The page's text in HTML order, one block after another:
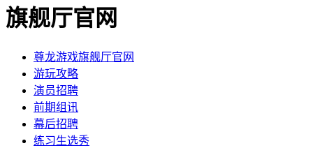
旗舰厅官网
尊龙游戏旗舰厅官网
​游玩攻略
​演员招聘
​前期组讯
​幕后招聘
​练习生选秀